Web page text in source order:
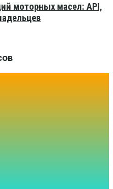
моторных масел: API,